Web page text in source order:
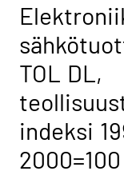
TOL DL,
indeksi
2000=100